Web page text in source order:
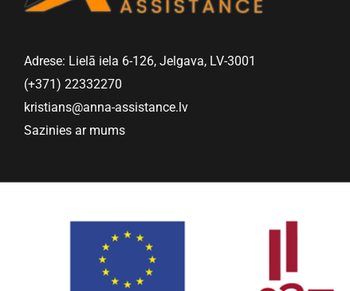
Adrese: Lielā iela 6-126, Jelgava, LV-3001
(+371) 22332270
kristians@anna-assistance.lv
Sazinies ar mums